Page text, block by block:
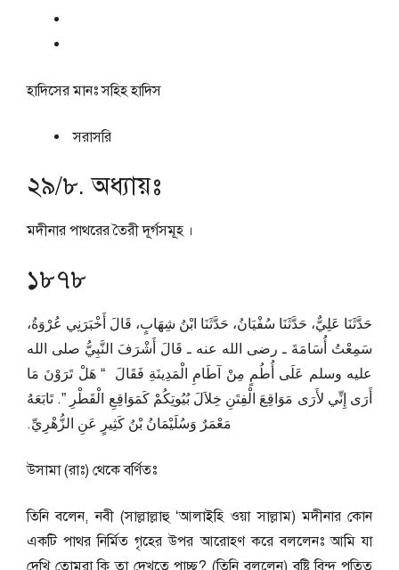
হাদিসের মানঃসহিহ হাদিস
সরাসরি
২৯/৮. অধ্যায়ঃ
মদীনার পাথরের তৈরী দূর্গসমূহ ।
১৮৭৮
حَدَّثَنَا عَلِيٌّ، حَدَّثَنَا سُفْيَانُ، حَدَّثَنَا ابْنُ شِهَابٍ، قَالَ أَخْبَرَنِي عُرْوَةُ،
سَمِعْتُ أُسَامَةَ ـ رضى الله عنه ـ قَالَ أَشْرَفَ النَّبِيُّ صلى الله
عليه وسلم عَلَى أُطُمٍ مِنْ آطَامِ الْمَدِينَةِ فَقَالَ ‏ “‏ هَلْ تَرَوْنَ مَا
أَرَى إِنِّي لأَرَى مَوَاقِعَ الْفِتَنِ خِلاَلَ بُيُوتِكُمْ كَمَوَاقِعِ الْقَطْرِ ‏”‏‏.‏ تَابَعَهُ
مَعْمَرٌ وَسُلَيْمَانُ بْنُ كَثِيرٍ عَنِ الزُّهْرِيِّ‏.‏
উসামা (রাঃ) থেকে বর্ণিতঃ
তিনি বলেন, নবী (সাল্লাল্লাহু ‘আলাইহি ওয়া সাল্লাম) মদীনার কোন
একটি পাথর নির্মিত গৃহের উপর আরোহণ করে বললেনঃ আমি যা
দেখি তোমরা কি তা দেখতে পাচ্ছ? (তিনি বললেন) বৃষ্টি বিন্দু পতিত